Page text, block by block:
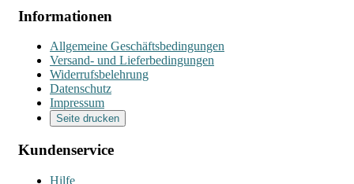
Informationen
Allgemeine Geschäftsbedingungen
Versand- und Lieferbedingungen
Widerrufsbelehrung
Datenschutz
Impressum
Seite drucken
Kundenservice
Hilfe